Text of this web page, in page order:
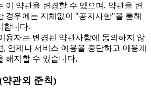
이 약관을 변경할 수 있으며, 약관을 변
경우에는 지체없이 "공지사항"을 통해
합니다.
용자는 변경된 약관사항에 동의하지 않
, 언제나 서비스 이용을 중단하고 이용계
해지할 수 있습니다.
관외 준칙)